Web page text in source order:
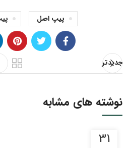
پیپ اصل
جدیدتر
نوشته های مشابه
31